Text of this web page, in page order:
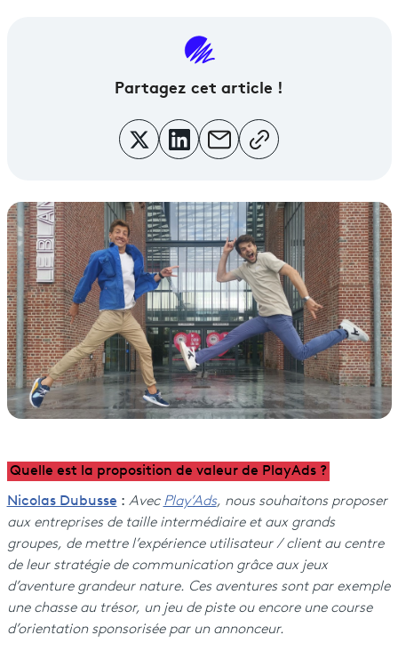
Partagez cet article !
Quelle est la proposition de valeur de PlayAds ?
Nicolas Dubusse : Avec Play’Ads, nous souhaitons proposer
aux entreprises de taille intermédiaire et aux grands
groupes, de mettre l’expérience utilisateur / client au centre
de leur stratégie de communication grâce aux jeux
d’aventure grandeur nature. Ces aventures sont par exemple
une chasse au trésor, un jeu de piste ou encore une course
d’orientation sponsorisée par un annonceur.